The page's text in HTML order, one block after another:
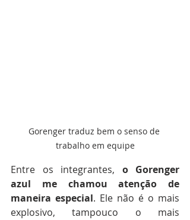
Gorenger traduz bem o senso de
trabalho em equipe
Entre os integrantes, o
Gorenger
azul
me chamou atenção
de
maneira especial. Ele não é o mais
explosivo, tampouco o mais